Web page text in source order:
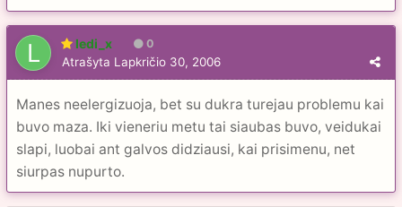
ledi_x 0
Atrašyta Lapkričio 30, 2006
Manes neelergizuoja, bet su dukra turejau problemu kai
buvo maza. Iki vieneriu metu tai siaubas buvo, veidukai
slapi, luobai ant galvos didziausi, kai prisimenu, net
siurpas nupurto.